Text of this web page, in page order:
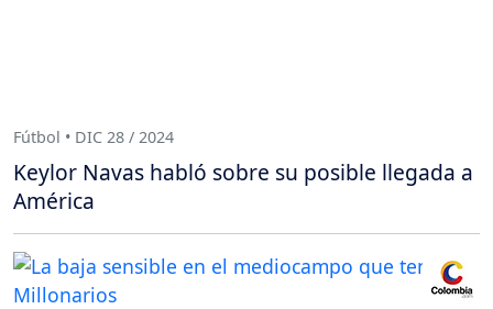
Fútbol • DIC 28 / 2024
Keylor Navas habló sobre su posible llegada a
América